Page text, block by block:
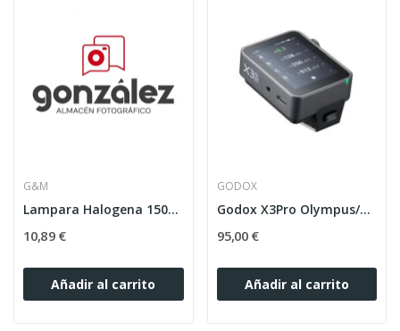
G&M
Lampara Halogena 150W 220V E27 GODOX -ELINCHROM
10,89 €
Añadir al carrito
GODOX
Godox X3Pro Olympus/Panasonic Disparador TTLTactil
95,00 €
Añadir al carrito